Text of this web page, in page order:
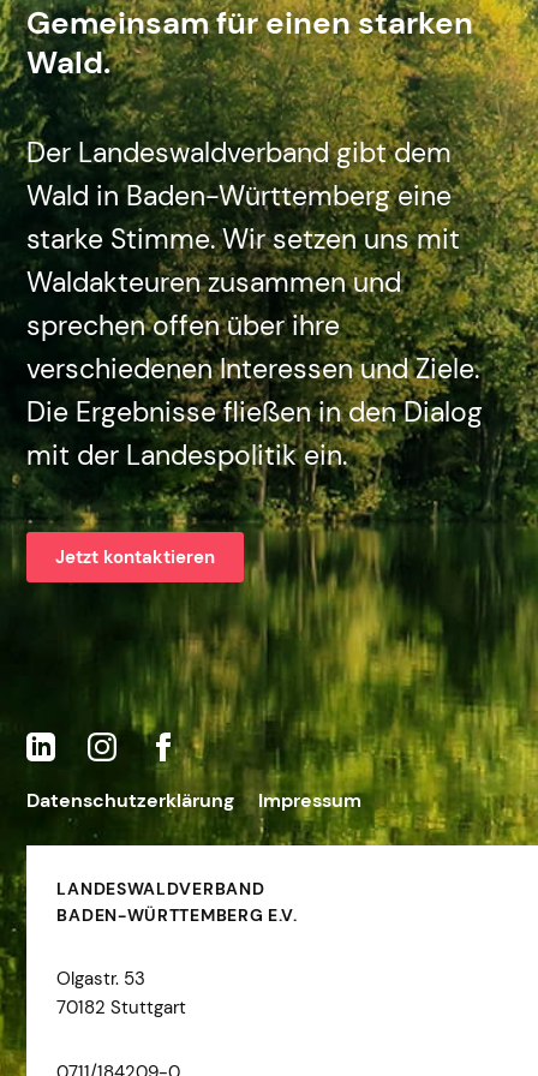
Gemeinsam für einen starken
Wald.
Der Landeswaldverband gibt dem
Wald in Baden-Württemberg eine
starke Stimme. Wir setzen uns mit
Waldakteuren zusammen und
sprechen offen über ihre
verschiedenen Interessen und Ziele.
Die Ergebnisse fließen in den Dialog
mit der Landespolitik ein.
Jetzt kontaktieren
Datenschutzerklärung Impressum
LANDESWALDVERBAND
BADEN-WÜRTTEMBERG E.V.
Olgastr. 53
70182 Stuttgart